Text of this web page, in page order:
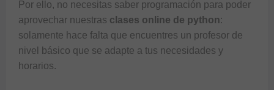
Por ello, no necesitas saber programación para poder
aprovechar nuestras clases online de python:
solamente hace falta que encuentres un profesor de
nivel básico que se adapte a tus necesidades y
horarios.